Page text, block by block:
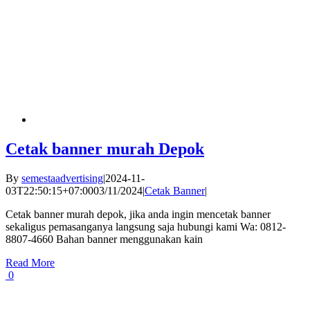
Cetak banner murah Depok
By semestaadvertising|2024-11-
03T22:50:15+07:0003/11/2024|Cetak Banner|
Cetak banner murah depok, jika anda ingin mencetak banner
sekaligus pemasanganya langsung saja hubungi kami Wa: 0812-
8807-4660 Bahan banner menggunakan kain
Read More
0